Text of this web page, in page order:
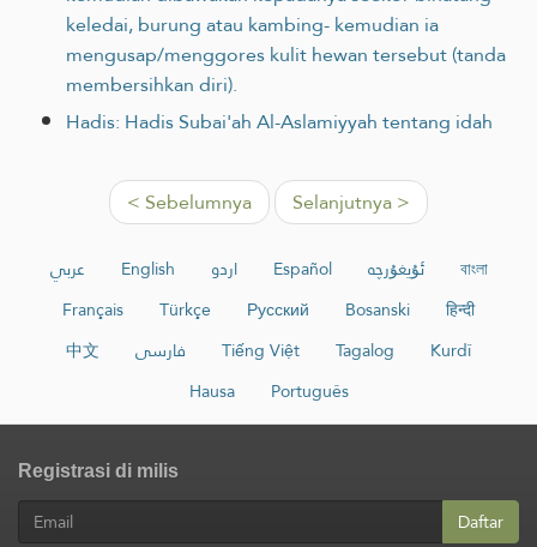
keledai, burung atau kambing- kemudian ia
mengusap/menggores kulit hewan tersebut (tanda
membersihkan diri).
Hadis: Hadis Subai'ah Al-Aslamiyyah tentang idah
< Sebelumnya Selanjutnya >
عربي English اردو Español ئۇيغۇرچە
বাংলা
Français
Türkçe Русский Bosanski
हिन्दी
中文
فارسی Tiếng Việt Tagalog
Kurdî
Hausa
Português
Registrasi di milis
Daftar